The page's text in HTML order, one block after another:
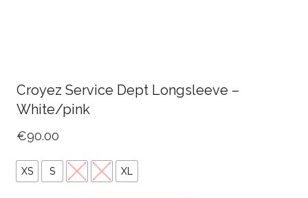
Croyez Service Dept Longsleeve –
White/pink
€90.00
XS S M L XL